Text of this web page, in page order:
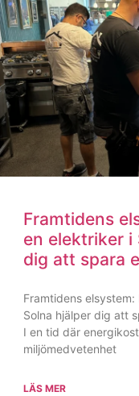
Framtidens
en elektriker i
dig att spara
Framtidens
Solna hjälper dig att
I en tid där
miljömedvetenhet
LÄS MER